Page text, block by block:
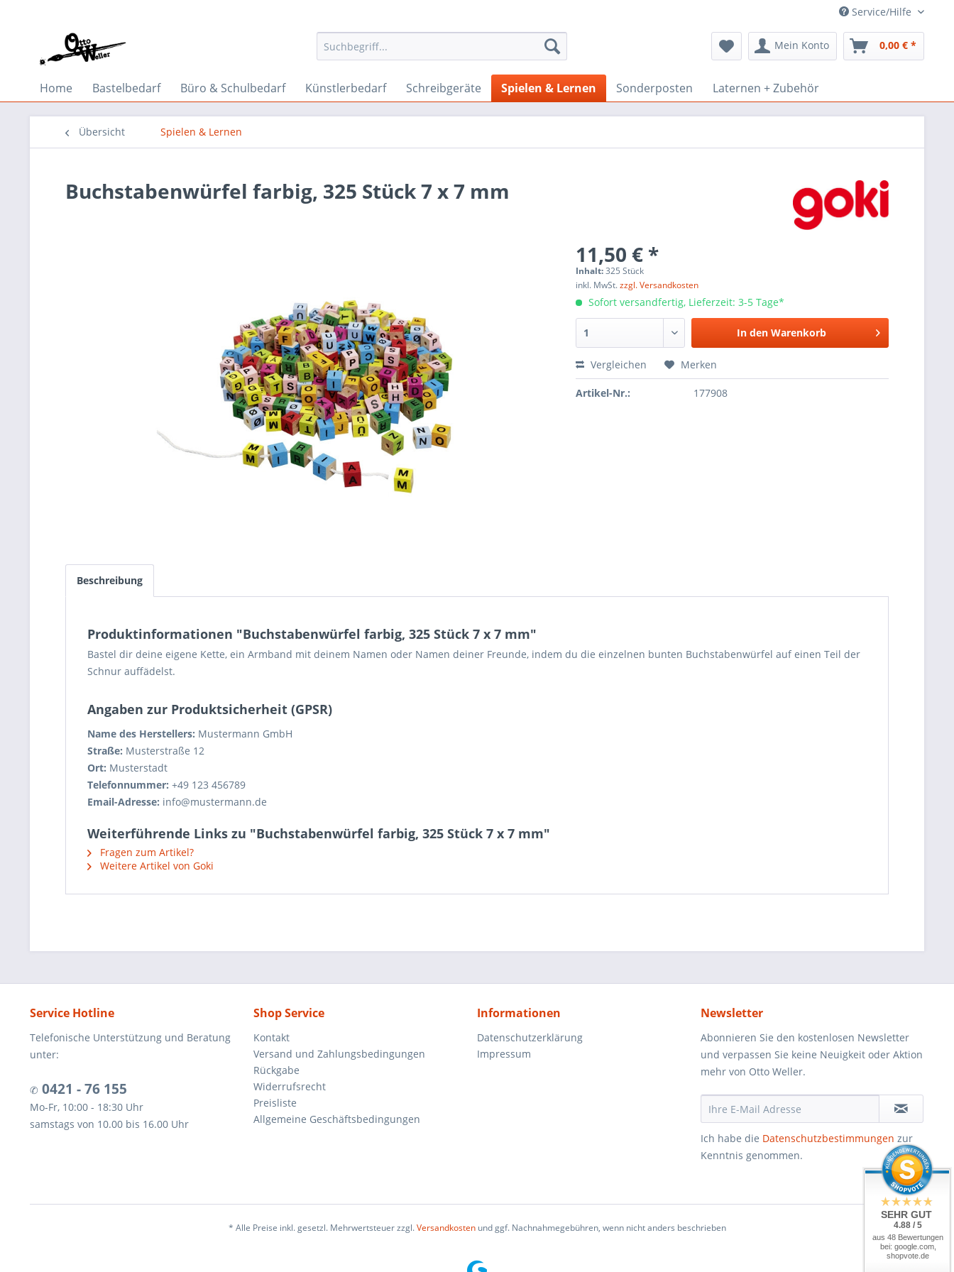
Service/Hilfe
Mein Konto 0,00 € *
Home Bastelbedarf Büro & Schulbedarf Künstlerbedarf Schreibgeräte Spielen & Lernen Sonderposten Laternen + Zubehör
Übersicht Spielen & Lernen
Buchstabenwürfel farbig, 325 Stück 7 x 7 mm
11,50 € *
Inhalt:325 Stück
inkl. MwSt.zzgl. Versandkosten
Sofort versandfertig, Lieferzeit: 3-5 Tage*
In den Warenkorb
Vergleichen Merken
Artikel-Nr.: 177908
Beschreibung
Produktinformationen "Buchstabenwürfel farbig, 325 Stück 7 x 7 mm"
Bastel dir deine eigene Kette, ein Armband mit deinem Namen oder Namen deiner Freunde, indem du die einzelnen bunten Buchstabenwürfel auf einen Teil der
Schnur auffädelst.
Angaben zur Produktsicherheit (GPSR)
Name des Herstellers: Mustermann GmbH
Straße: Musterstraße 12
Ort: Musterstadt
Telefonnummer: +49 123 456789
Email-Adresse: info@mustermann.de
Weiterführende Links zu "Buchstabenwürfel farbig, 325 Stück 7 x 7 mm"
Fragen zum Artikel?
Weitere Artikel von Goki
Service Hotline
Telefonische Unterstützung und Beratung
unter:
✆ 0421 - 76 155
Mo-Fr, 10:00 - 18:30 Uhr
samstags von 10.00 bis 16.00 Uhr
Shop Service
Kontakt
Versand und Zahlungsbedingungen
Rückgabe
Widerrufsrecht
Preisliste
Allgemeine Geschäftsbedingungen
Informationen
Datenschutzerklärung
Impressum
Newsletter
Abonnieren Sie den kostenlosen Newsletter
und verpassen Sie keine Neuigkeit oder Aktion
mehr von Otto Weller.
Ich habe die Datenschutzbestimmungen zur
Kenntnis genommen.
* Alle Preise inkl. gesetzl. Mehrwertsteuer zzgl.Versandkostenund ggf. Nachnahmegebühren, wenn nicht anders beschrieben
SEHR GUT
4.88 / 5
aus 48 Bewertungen
bei: google.com,
shopvote.de